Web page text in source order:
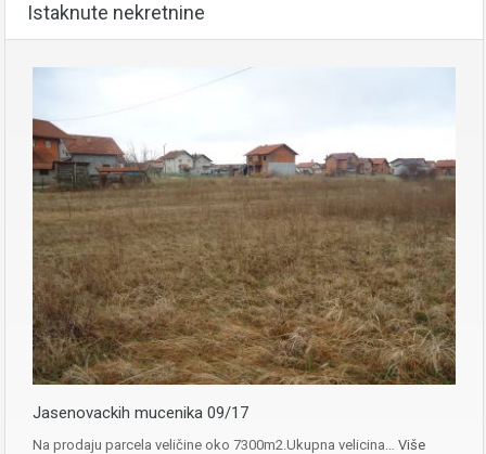
Istaknute nekretnine
Jasenovackih mucenika 09/17
Na prodaju parcela veličine oko 7300m2.Ukupna velicina… Više